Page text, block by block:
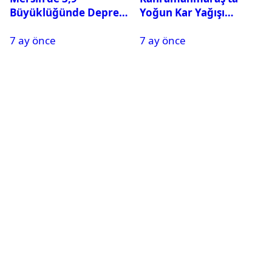
Büyüklüğünde Deprem
7 ay önce
Yoğun Kar Yağışı
Tatil
7 ay önce